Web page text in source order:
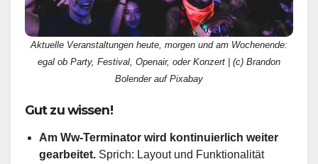
Aktuelle Veranstaltungen heute, morgen und am Wochenende:
egal ob Party, Festival, Openair, oder Konzert | (c) Brandon
Bolender auf Pixabay
Gut zu wissen!
Am Ww-Terminator wird kontinuierlich weiter
gearbeitet. Sprich: Layout und Funktionalität